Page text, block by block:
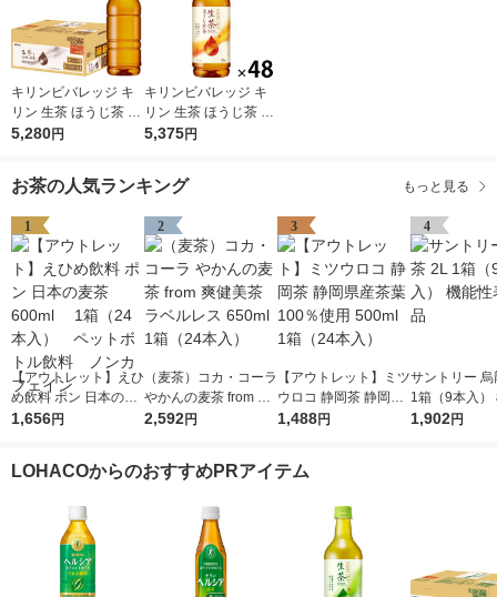
キリンビバレッジ キ
リン 生茶 ほうじ茶 ラ
ベルレス 525ml 1セッ
5,280円
キリンビバレッジ キ
リン 生茶 ほうじ茶 52
5ml 1セット（48本）
5,375円
お茶の人気ランキング もっと見る
1
【アウトレット】えひ
め飲料 ポン 日本の麦
茶 600ml 1箱（2
ン
1,656円
2
（麦茶）コカ・コーラ
やかんの麦茶 from 爽
健美茶 ラベルレス 65
2,592円
3
【アウトレット】ミツ
ウロコ 静岡茶 静岡県
産茶葉100％使用 500
1,488円
4
サントリー
1箱（9本入）
表示食品
1,902円
LOHACOからのおすすめPRアイテム